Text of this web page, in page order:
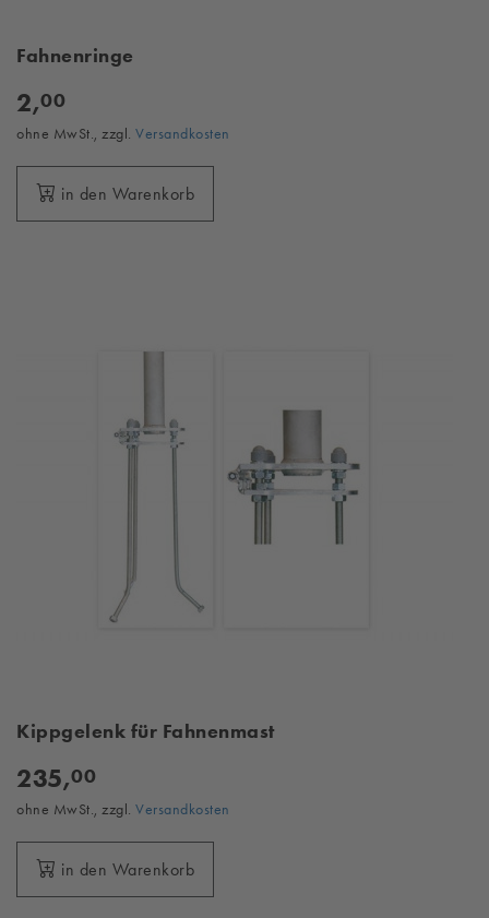
Fahnenringe
2,00
ohne MwSt., zzgl. Versandkosten
in den Warenkorb
Kippgelenk für Fahnenmast
235,00
ohne MwSt., zzgl. Versandkosten
in den Warenkorb